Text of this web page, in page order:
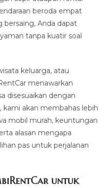
beroda empat
bersaing, Anda dapat
tanpa kuatir soal
keluarga, atau
menawarkan
disesuaikan dengan
kami akan membahas lebih
mobil murah, keuntungan
alasan mengapa
pas untuk perjalanan
untuk